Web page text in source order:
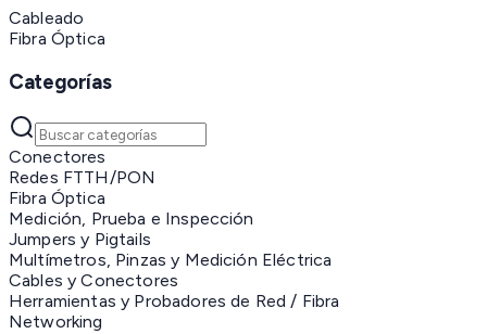
Cableado
Fibra Óptica
Categorías
Conectores
Redes FTTH/PON
Fibra Óptica
Medición, Prueba e Inspección
Jumpers y Pigtails
Multímetros, Pinzas y Medición Eléctrica
Cables y Conectores
Herramientas y Probadores de Red / Fibra
Networking